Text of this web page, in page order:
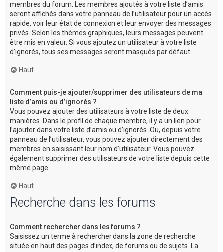
membres du forum. Les membres ajoutés à votre liste d’amis
seront affichés dans votre panneau de l’utilisateur pour un accès
rapide, voir leur état de connexion et leur envoyer des messages
privés. Selon les thèmes graphiques, leurs messages peuvent
être mis en valeur. Si vous ajoutez un utilisateur à votre liste
d’ignorés, tous ses messages seront masqués par défaut.
Haut
Comment puis-je ajouter/supprimer des utilisateurs de ma
liste d’amis ou d’ignorés ?
Vous pouvez ajouter des utilisateurs à votre liste de deux
manières. Dans le profil de chaque membre, il y a un lien pour
l’ajouter dans votre liste d’amis ou d’ignorés. Ou, depuis votre
panneau de l’utilisateur, vous pouvez ajouter directement des
membres en saisissant leur nom d’utilisateur. Vous pouvez
également supprimer des utilisateurs de votre liste depuis cette
même page.
Haut
Recherche dans les forums
Comment rechercher dans les forums ?
Saisissez un terme à rechercher dans la zone de recherche
située en haut des pages d’index, de forums ou de sujets. La